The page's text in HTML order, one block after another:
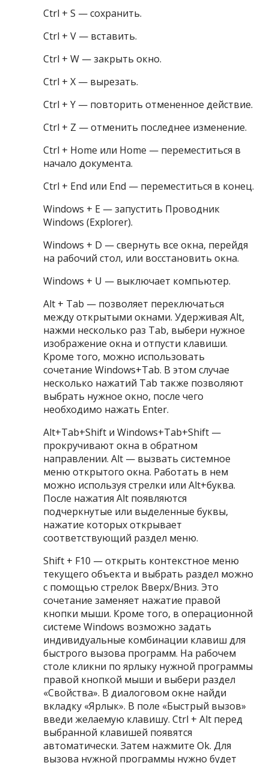
Ctrl + S — сохранить.
Ctrl + V — вставить.
Ctrl + W — закрыть окно.
Ctrl + X — вырезать.
Ctrl + Y — повторить отмененное действие.
Ctrl + Z — отменить последнее изменение.
Ctrl + Home или Home — переместиться в
начало документа.
Ctrl + End или End — переместиться в конец.
Windows + E — запустить Проводник
Windows (Explorer).
Windows + D — свернуть все окна, перейдя
на рабочий стол, или восстановить окна.
Windows + U — выключает компьютер.
Alt + Tab — позволяет переключаться
между открытыми окнами. Удерживая Alt,
нажми несколько раз Tab, выбери нужное
изображение окна и отпусти клавиши.
Кроме того, можно использовать
сочетание Windows+Tab. В этом случае
несколько нажатий Tab также позволяют
выбрать нужное окно, после чего
необходимо нажать Enter.
Alt+Tab+Shift и Windows+Tab+Shift —
прокручивают окна в обратном
направлении. Alt — вызвать системное
меню открытого окна. Работать в нем
можно используя стрелки или Alt+буква.
После нажатия Alt появляются
подчеркнутые или выделенные буквы,
нажатие которых открывает
соответствующий раздел меню.
Shift + F10 — открыть контекстное меню
текущего объекта и выбрать раздел можно
с помощью стрелок Вверх/Вниз. Это
сочетание заменяет нажатие правой
кнопки мыши. Кроме того, в операционной
системе Windows возможно задать
индивидуальные комбинации клавиш для
быстрого вызова программ. На рабочем
столе кликни по ярлыку нужной программы
правой кнопкой мыши и выбери раздел
«Свойства». В диалоговом окне найди
вкладку «Ярлык». В поле «Быстрый вызов»
введи желаемую клавишу. Ctrl + Alt перед
выбранной клавишей появятся
автоматически. Затем нажмите Оk. Для
вызова нужной программы нужно будет